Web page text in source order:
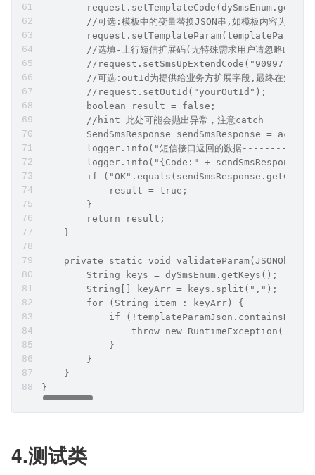
//可选:模板中的变量替换JSON串,如模板内容为"亲
        //选填-上行短信扩展码(无特殊需求用户请忽略此字段)
        //request.setSmsUpExtendCode("90997");
//可选:outId为提供给业务方扩展字段,最终在短信回
        //request.setOutId("yourOutId");
        boolean result = false;
        //hint 此处可能会抛出异常，注意catch
SendSmsResponse sendSmsResponse =
logger.info("短信接口返回的数据
logger.info("{Code:" +
if
            result = true;
        }
        return result;
    }
private static void
        String keys = dySmsEnum.getKeys();
        String[] keyArr = keys.split(",");
        for (String item : keyArr) {
if
throw new RuntimeException("模板
            }
        }
    }
}
4.测试类